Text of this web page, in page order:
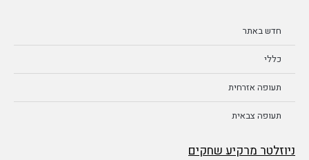
חדש באתר
כללי
תעופה אזרחית
תעופה צבאית
ניוזלטר מרקיע שחקים